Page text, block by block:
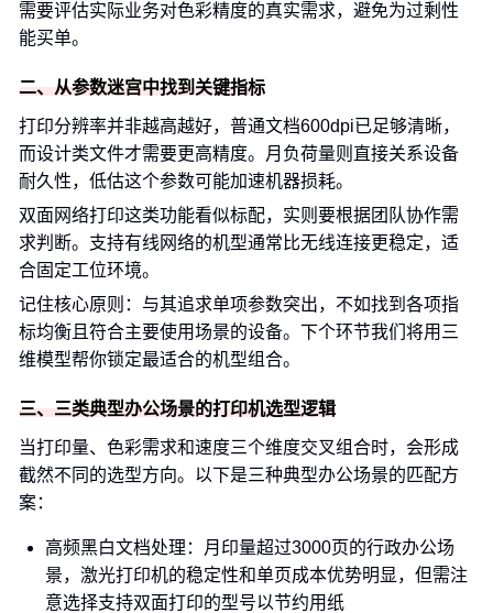
需要评估实际业务对色彩精度的真实需求，避免为过剩性
能买单。
二、从参数迷宫中找到关键指标
打印分辨率并非越高越好，普通文档600dpi已足够清晰，
而设计类文件才需要更高精度。月负荷量则直接关系设备
耐久性，低估这个参数可能加速机器损耗。
双面网络打印这类功能看似标配，实则要根据团队协作需
求判断。支持有线网络的机型通常比无线连接更稳定，适
合固定工位环境。
记住核心原则：与其追求单项参数突出，不如找到各项指
标均衡且符合主要使用场景的设备。下个环节我们将用三
维模型帮你锁定最适合的机型组合。
三、三类典型办公场景的打印机选型逻辑
当打印量、色彩需求和速度三个维度交叉组合时，会形成
截然不同的选型方向。以下是三种典型办公场景的匹配方
案：
高频黑白文档处理：月印量超过3000页的行政办公场
景，激光打印机的稳定性和单页成本优势明显，但需注
意选择支持双面打印的型号以节约用纸